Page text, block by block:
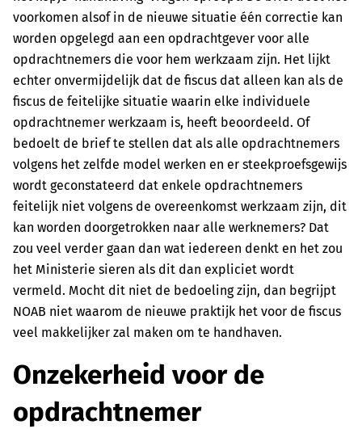
voorkomen alsof in de nieuwe situatie één correctie kan
worden opgelegd aan een opdrachtgever voor alle
opdrachtnemers die voor hem werkzaam zijn. Het lijkt
echter onvermijdelijk dat de fiscus dat alleen kan als de
fiscus de feitelijke situatie waarin elke individuele
opdrachtnemer werkzaam is, heeft beoordeeld. Of
bedoelt de brief te stellen dat als alle opdrachtnemers
volgens het zelfde model werken en er steekproefsgewijs
wordt geconstateerd dat enkele opdrachtnemers
feitelijk niet volgens de overeenkomst werkzaam zijn, dit
kan worden doorgetrokken naar alle werknemers? Dat
zou veel verder gaan dan wat iedereen denkt en het zou
het Ministerie sieren als dit dan expliciet wordt
vermeld. Mocht dit niet de bedoeling zijn, dan begrijpt
NOAB niet waarom de nieuwe praktijk het voor de fiscus
veel makkelijker zal maken om te handhaven.
Onzekerheid voor de
opdrachtnemer